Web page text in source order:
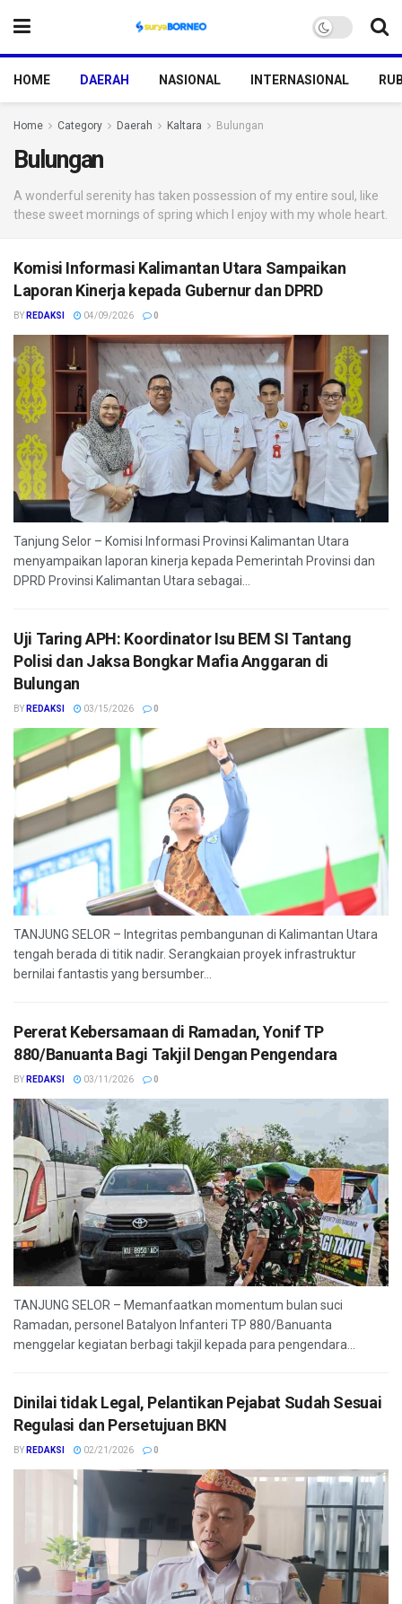
HOME DAERAH NASIONAL INTERNASIONAL
Home Category Daerah Kaltara Bulungan
Bulungan
A wonderful serenity has taken possession of my entire soul, like
these sweet mornings of spring which I enjoy with my whole heart.
Komisi Informasi Kalimantan Utara Sampaikan
Laporan Kinerja kepada Gubernur dan DPRD
BY REDAKSI 04/09/2026 0
Tanjung Selor – Komisi Informasi Provinsi Kalimantan Utara
menyampaikan laporan kinerja kepada Pemerintah Provinsi dan
DPRD Provinsi Kalimantan Utara sebagai...
Uji Taring APH: Koordinator Isu BEM SI Tantang
Polisi dan Jaksa Bongkar Mafia Anggaran di
Bulungan
BY REDAKSI 03/15/2026 0
TANJUNG SELOR – Integritas pembangunan di Kalimantan Utara
tengah berada di titik nadir. Serangkaian proyek infrastruktur
bernilai fantastis yang bersumber...
Pererat Kebersamaan di Ramadan, Yonif TP
880/Banuanta Bagi Takjil Dengan Pengendara
BY REDAKSI 03/11/2026 0
TANJUNG SELOR – Memanfaatkan momentum bulan suci
Ramadan, personel Batalyon Infanteri TP 880/Banuanta
menggelar kegiatan berbagi takjil kepada para pengendara...
Dinilai tidak Legal, Pelantikan Pejabat Sudah Sesuai
Regulasi dan Persetujuan BKN
BY REDAKSI 02/21/2026 0